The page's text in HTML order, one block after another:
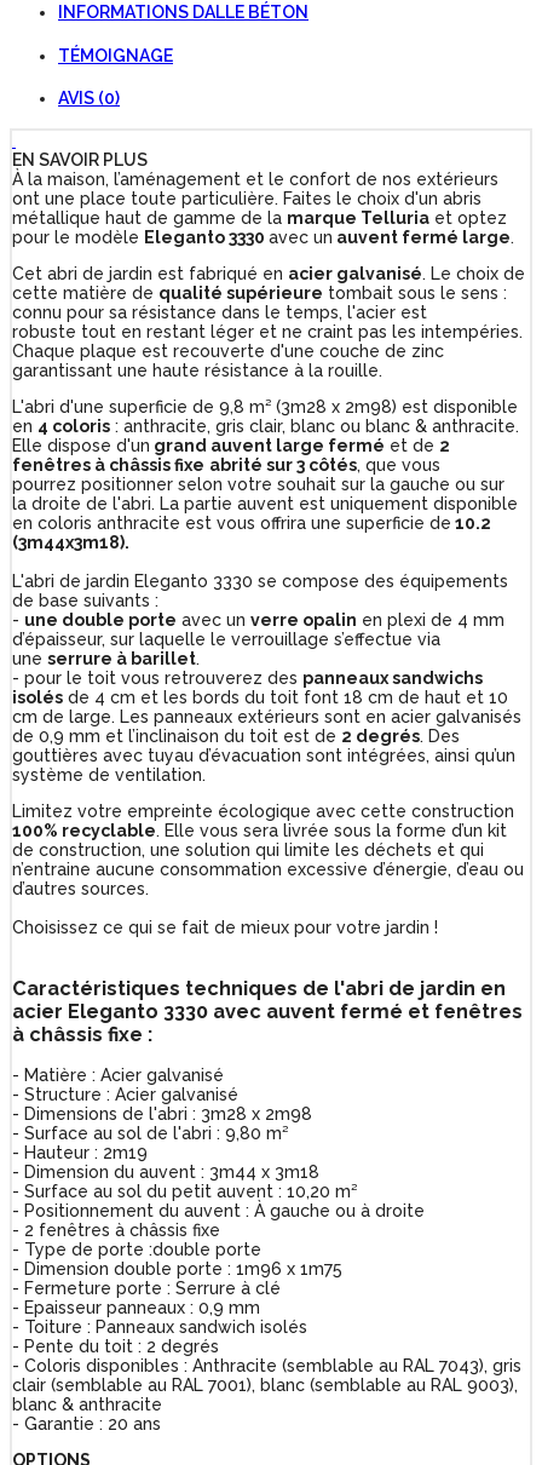
INFORMATIONS DALLE BÉTON
TÉMOIGNAGE
AVIS (0)
EN SAVOIR PLUS
À la maison, l’aménagement et le confort de nos extérieurs
ont une place toute particulière. Faites le choix d'un abris
métallique haut de gamme de la marque Telluria et optez
pour le modèle Eleganto 3330 avec un auvent fermé large.
Cet abri de jardin est fabriqué en acier galvanisé. Le choix de
cette matière de qualité supérieure tombait sous le sens :
connu pour sa résistance dans le temps, l'acier est
robuste tout en restant léger et ne craint pas les intempéries.
Chaque plaque est recouverte d'une couche de zinc
garantissant une haute résistance à la rouille.
L'abri d'une superficie de 9,8 m² (3m28 x 2m98) est disponible
en 4 coloris : anthracite, gris clair, blanc ou blanc & anthracite.
Elle dispose d'un grand auvent large fermé et de 2
fenêtres à châssis fixe abrité sur 3 côtés, que vous
pourrez positionner selon votre souhait sur la gauche ou sur
la droite de l'abri. La partie auvent est uniquement disponible
en coloris anthracite est vous offrira une superficie de 10.2
(3m44x3m18).
L'abri de jardin Eleganto 3330 se compose des équipements
de base suivants :
- une double porte avec un verre opalin en plexi de 4 mm
d’épaisseur, sur laquelle le verrouillage s’effectue via
une serrure à barillet.
- pour le toit vous retrouverez des panneaux sandwichs
isolés de 4 cm et les bords du toit font 18 cm de haut et 10
cm de large. Les panneaux extérieurs sont en acier galvanisés
de 0,9 mm et l’inclinaison du toit est de 2 degrés. Des
gouttières avec tuyau d’évacuation sont intégrées, ainsi qu’un
système de ventilation.
Limitez votre empreinte écologique avec cette construction
100% recyclable. Elle vous sera livrée sous la forme d’un kit
de construction, une solution qui limite les déchets et qui
n’entraine aucune consommation excessive d’énergie, d’eau ou
d’autres sources.
Choisissez ce qui se fait de mieux pour votre jardin !
Caractéristiques techniques de l'abri de jardin en
acier Eleganto 3330 avec auvent fermé et fenêtres
à châssis fixe :
- Matière : Acier galvanisé
- Structure : Acier galvanisé
- Dimensions de l'abri : 3m28 x 2m98
- Surface au sol de l'abri : 9,80 m²
- Hauteur : 2m19
- Dimension du auvent : 3m44 x 3m18
- Surface au sol du petit auvent : 10,20 m²
- Positionnement du auvent : À gauche ou à droite
- 2 fenêtres à châssis fixe
- Type de porte :double porte
- Dimension double porte : 1m96 x 1m75
- Fermeture porte : Serrure à clé
- Epaisseur panneaux : 0,9 mm
- Toiture : Panneaux sandwich isolés
- Pente du toit : 2 degrés
- Coloris disponibles : Anthracite (semblable au RAL 7043), gris
clair (semblable au RAL 7001), blanc (semblable au RAL 9003),
blanc & anthracite
- Garantie : 20 ans
OPTIONS